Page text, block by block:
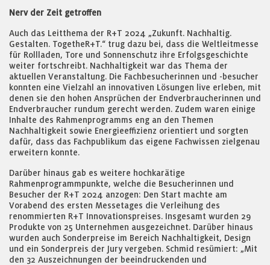
Nerv der Zeit getroffen
Auch das Leitthema der R+T 2024 „Zukunft. Nachhaltig.
Gestalten. TogetheR+T.“ trug dazu bei, dass die Weltleitmesse
für Rollladen, Tore und Sonnenschutz ihre Erfolgsgeschichte
weiter fortschreibt. Nachhaltigkeit war das Thema der
aktuellen Veranstaltung. Die Fachbesucherinnen und -besucher
konnten eine Vielzahl an innovativen Lösungen live erleben, mit
denen sie den hohen Ansprüchen der Endverbraucherinnen und
Endverbraucher rundum gerecht werden. Zudem waren einige
Inhalte des Rahmenprogramms eng an den Themen
Nachhaltigkeit sowie Energieeffizienz orientiert und sorgten
dafür, dass das Fachpublikum das eigene Fachwissen zielgenau
erweitern konnte.
Darüber hinaus gab es weitere hochkarätige
Rahmenprogrammpunkte, welche die Besucherinnen und
Besucher der R+T 2024 anzogen: Den Start machte am
Vorabend des ersten Messetages die Verleihung des
renommierten R+T Innovationspreises. Insgesamt wurden 29
Produkte von 25 Unternehmen ausgezeichnet. Darüber hinaus
wurden auch Sonderpreise im Bereich Nachhaltigkeit, Design
und ein Sonderpreis der Jury vergeben. Schmid resümiert: „Mit
den 32 Auszeichnungen der beeindruckenden und